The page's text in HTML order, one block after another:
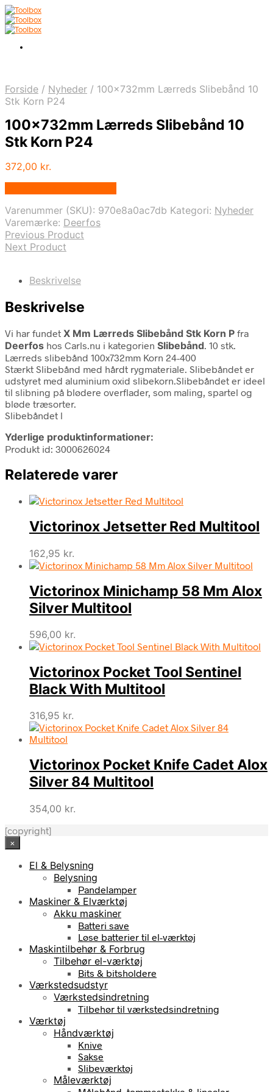
Forside / Nyheder / 100x732mm Lærreds Slibebånd 10
Stk Korn P24
100x732mm Lærreds Slibebånd 10
Stk Korn P24
372,00 kr.
Varenummer (SKU): 970e8a0ac7db Kategori: Nyheder
Varemærke: Deerfos
Previous Product
Next Product
Beskrivelse
Beskrivelse
Vi har fundet X Mm Lærreds Slibebånd Stk Korn P fra
Deerfos hos Carls.nu i kategorien Slibebånd. 10 stk.
Lærreds slibebånd 100x732mm Korn 24-400
Stærkt Slibebånd med hårdt rygmateriale. Slibebåndet er
udstyret med aluminium oxid slibekorn.Slibebåndet er ideel
til slibning på blødere overflader, som maling, spartel og
bløde træsorter.
Slibebåndet l
Yderlige produktinformationer:
Produkt id: 3000626024
Relaterede varer
Victorinox Jetsetter Red Multitool
162,95 kr.
Victorinox Minichamp 58 Mm Alox
Silver Multitool
596,00 kr.
Victorinox Pocket Tool Sentinel
Black With Multitool
316,95 kr.
Victorinox Pocket Knife Cadet Alox
Silver 84 Multitool
354,00 kr.
[copyright]
×
El & Belysning
Belysning
Pandelamper
Maskiner & Elværktøj
Akku maskiner
Batteri save
Løse batterier til el-værktøj
Maskintilbehør & Forbrug
Tilbehør el-værktøj
Bits & bitsholdere
Værkstedsudstyr
Værkstedsindretning
Tilbehør til værkstedsindretning
Værktøj
Håndværktøj
Knive
Sakse
Slibeværktøj
Måleværktøj